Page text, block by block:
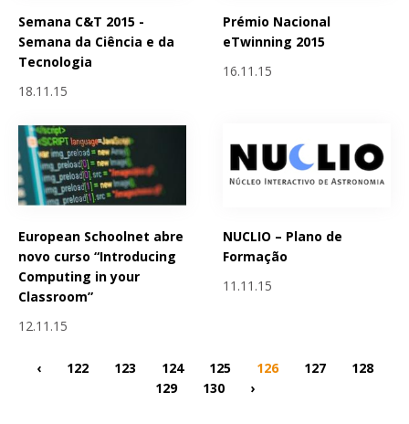
Semana C&T 2015 -
Semana da Ciência e da
Tecnologia
18.11.15
Prémio Nacional
eTwinning 2015
16.11.15
European Schoolnet abre
novo curso “Introducing
Computing in your
Classroom”
12.11.15
NUCLIO – Plano de
Formação
11.11.15
‹ 122 123 124 125 126 127
128
129
130 ›